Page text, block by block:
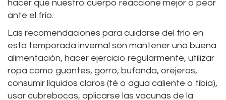
hacer que nuestro cuerpo reaccione mejor o peor
ante el frío.
Las recomendaciones para cuidarse del frío en
esta temporada invernal son mantener una buena
alimentación, hacer ejercicio regularmente, utilizar
ropa como guantes, gorro, bufanda, orejeras,
consumir líquidos claros (té o agua caliente o tibia),
usar cubrebocas, aplicarse las vacunas de la